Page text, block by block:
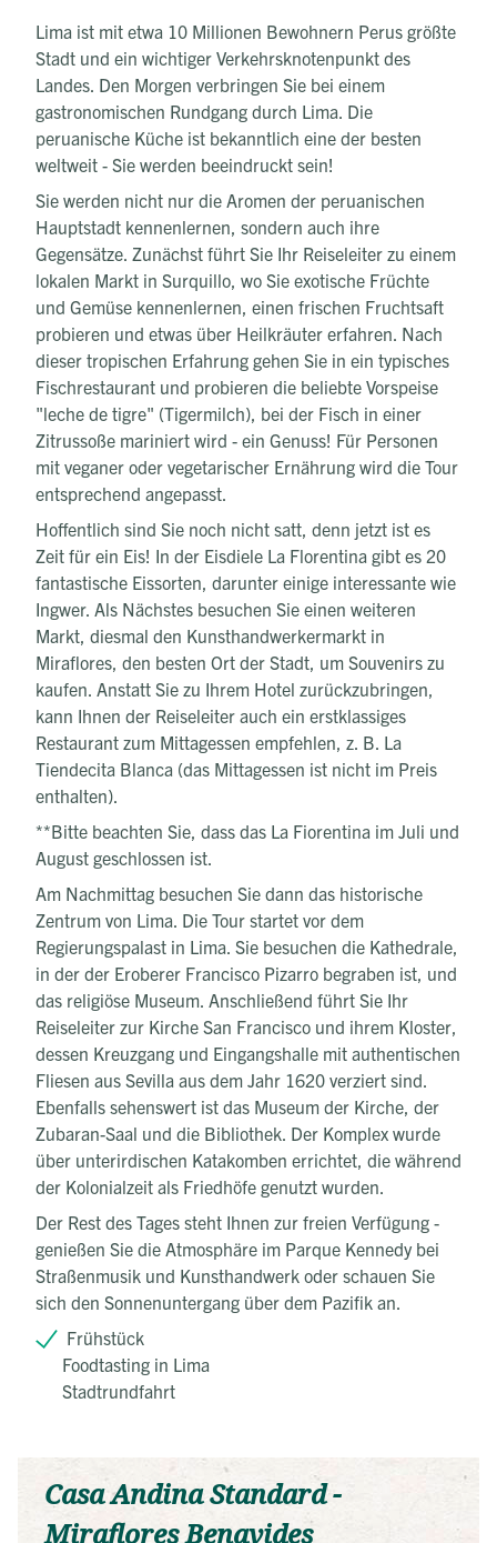
Lima ist mit etwa 10 Millionen Bewohnern Perus größte
Stadt und ein wichtiger Verkehrsknotenpunkt des
Landes. Den Morgen verbringen Sie bei einem
gastronomischen Rundgang durch Lima. Die
peruanische Küche ist bekanntlich eine der besten
weltweit - Sie werden beeindruckt sein!
Sie werden nicht nur die Aromen der peruanischen
Hauptstadt kennenlernen, sondern auch ihre
Gegensätze. Zunächst führt Sie Ihr Reiseleiter zu einem
lokalen Markt in Surquillo, wo Sie exotische Früchte
und Gemüse kennenlernen, einen frischen Fruchtsaft
probieren und etwas über Heilkräuter erfahren. Nach
dieser tropischen Erfahrung gehen Sie in ein typisches
Fischrestaurant und probieren die beliebte Vorspeise
"leche de tigre" (Tigermilch), bei der Fisch in einer
Zitrussoße mariniert wird - ein Genuss! Für Personen
mit veganer oder vegetarischer Ernährung wird die Tour
entsprechend angepasst.
Hoffentlich sind Sie noch nicht satt, denn jetzt ist es
Zeit für ein Eis! In der Eisdiele La Florentina gibt es 20
fantastische Eissorten, darunter einige interessante wie
Ingwer. Als Nächstes besuchen Sie einen weiteren
Markt, diesmal den Kunsthandwerkermarkt in
Miraflores, den besten Ort der Stadt, um Souvenirs zu
kaufen. Anstatt Sie zu Ihrem Hotel zurückzubringen,
kann Ihnen der Reiseleiter auch ein erstklassiges
Restaurant zum Mittagessen empfehlen, z. B. La
Tiendecita Blanca (das Mittagessen ist nicht im Preis
enthalten).
**Bitte beachten Sie, dass das La Fiorentina im Juli und
August geschlossen ist.
Am Nachmittag besuchen Sie dann das historische
Zentrum von Lima. Die Tour startet vor dem
Regierungspalast in Lima. Sie besuchen die Kathedrale,
in der der Eroberer Francisco Pizarro begraben ist, und
das religiöse Museum. Anschließend führt Sie Ihr
Reiseleiter zur Kirche San Francisco und ihrem Kloster,
dessen Kreuzgang und Eingangshalle mit authentischen
Fliesen aus Sevilla aus dem Jahr 1620 verziert sind.
Ebenfalls sehenswert ist das Museum der Kirche, der
Zubaran-Saal und die Bibliothek. Der Komplex wurde
über unterirdischen Katakomben errichtet, die während
der Kolonialzeit als Friedhöfe genutzt wurden.
Der Rest des Tages steht Ihnen zur freien Verfügung -
genießen Sie die Atmosphäre im Parque Kennedy bei
Straßenmusik und Kunsthandwerk oder schauen Sie
sich den Sonnenuntergang über dem Pazifik an.
Frühstück
Foodtasting in Lima
Stadtrundfahrt
Casa Andina Standard -
Miraflores Benavides